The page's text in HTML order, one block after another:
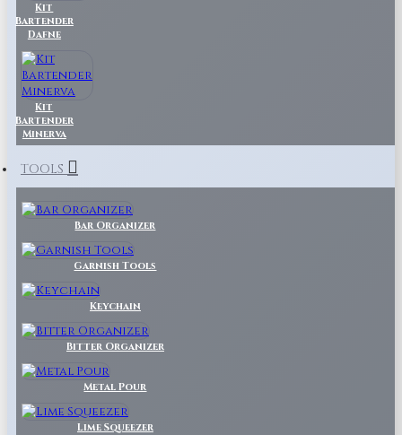
Kit
Bartender
Dafne
Kit
Bartender
Minerva
TOOLS
Bar Organizer
Garnish Tools
Keychain
Bitter Organizer
Metal Pour
Lime Squeezer